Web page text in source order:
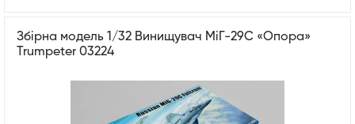
Збірна модель 1/32 Винищувач МіГ-29С «Опора»
Trumpeter 03224